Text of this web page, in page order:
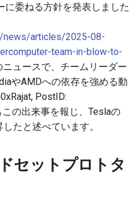
2026-04-29
2026-04-28
2026-04-27
2026-04-25
2025-10-14
2025-10-13
2025-10-12
2025-10-10
2026-04-26
2026-04-25
2026-04-24
2026-04-22
2025-10-14
2025-10-13
2025-10-12
2025-10-10
2026-04-25
2026-04-24
2026-04-23
2026-04-21
2025-10-14
2025-10-13
2025-10-12
2025-10-10
に委ねる方針を発表しました
news/articles/2025-08-
team-in-blow-to-
ュースで、チームリーダー
やAMDへの依存を強める動
PostID:
の出来事を報じ、Teslaの
たと述べています。
セットプロトタ